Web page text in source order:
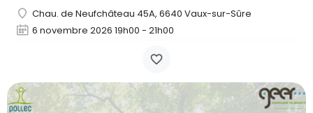
Chau. de Neufchâteau 45A, 6640 Vaux-sur-Sûre
6 novembre 2026 19h00 - 21h00